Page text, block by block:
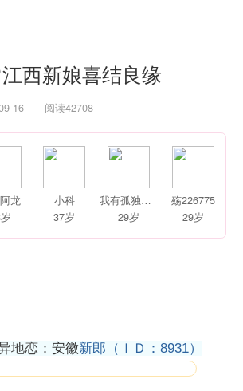
西新娘喜结良缘
09-16 阅读42708
龙
小科
37岁
我有孤独和烈酒
29岁
殇226775
29岁
地恋：安徽新郎（ＩＤ：8931）